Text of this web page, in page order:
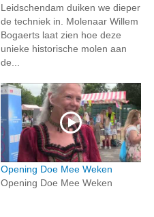
Leidschendam duiken we dieper
de techniek in. Molenaar Willem
Bogaerts laat zien hoe deze
unieke historische molen aan
de...
Opening Doe Mee Weken
Opening Doe Mee Weken